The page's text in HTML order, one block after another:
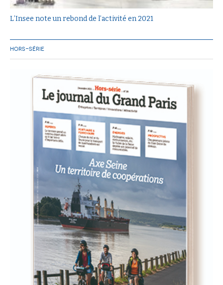
L’Insee note un rebond de l’activité en 2021
HORS-SÉRIE